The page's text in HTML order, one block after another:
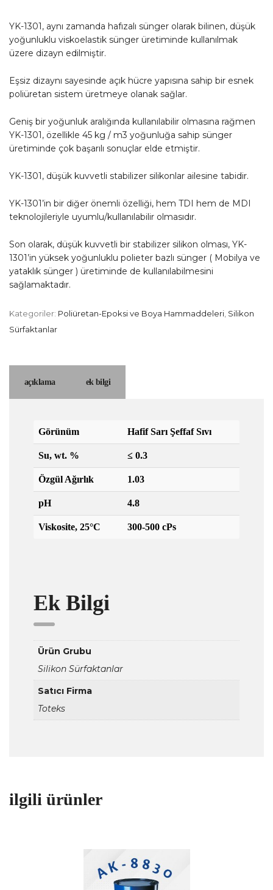
YK-1301, aynı zamanda hafızalı sünger olarak bilinen, düşük
yoğunluklu viskoelastik sünger üretiminde kullanılmak
üzere dizayn edilmiştir.
Eşsiz dizaynı sayesinde açık hücre yapısına sahip bir esnek
poliüretan sistem üretmeye olanak sağlar.
Geniş bir yoğunluk aralığında kullanılabilir olmasına rağmen
YK-1301, özellikle 45 kg / m3 yoğunluğa sahip sünger
üretiminde çok başarılı sonuçlar elde etmiştir.
YK-1301, düşük kuvvetli stabilizer silikonlar ailesine tabidir.
YK-1301’in bir diğer önemli özelliği, hem TDI hem de MDI
teknolojileriyle uyumlu/kullanılabilir olmasıdır.
Son olarak, düşük kuvvetli bir stabilizer silikon olması, YK-
1301’in yüksek yoğunluklu polieter bazlı sünger ( Mobilya ve
yataklık sünger ) üretiminde de kullanılabilmesini
sağlamaktadır.
Kategoriler: Poliüretan-Epoksi ve Boya Hammaddeleri Silikon
Sürfaktanlar
açıklama ek bilgi
Görünüm Hafif Sarı Şeffaf Sıvı
Su, wt. % ≤ 0.3
Özgül Ağırlık 1.03
pH 4.8
Viskosite, 25°C 300-500 cPs
Ek Bilgi
Ürün Grubu
Silikon Sürfaktanlar
Satıcı Firma
Toteks
ilgili ürünler